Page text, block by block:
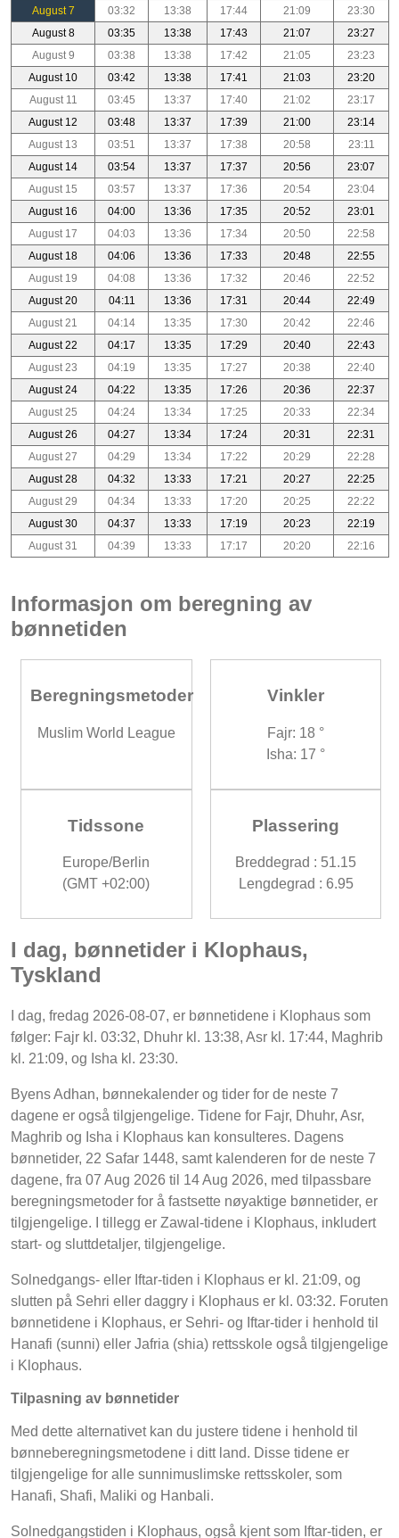
August 7
03:32 13:38 17:44 21:09
23:30
August 8
03:35 13:38 17:43 21:07
23:27
August 9
03:38 13:38 17:42 21:05
23:23
August 10
03:42 13:38 17:41 21:03
23:20
August 11
03:45 13:37 17:40 21:02
23:17
August 12
03:48 13:37 17:39 21:00
23:14
August 13
03:51 13:37 17:38 20:58
23:11
August 14
03:54 13:37 17:37 20:56
23:07
August 15
03:57 13:37 17:36 20:54
23:04
August 16
04:00 13:36 17:35 20:52
23:01
August 17
04:03 13:36 17:34 20:50
22:58
August 18
04:06 13:36 17:33 20:48
22:55
August 19
04:08 13:36 17:32 20:46
22:52
August 20
04:11 13:36 17:31 20:44
22:49
August 21
04:14 13:35 17:30 20:42
22:46
August 22
04:17 13:35 17:29 20:40
22:43
August 23
04:19 13:35 17:27 20:38
22:40
August 24
04:22 13:35 17:26 20:36
22:37
August 25
04:24 13:34 17:25 20:33
22:34
August 26
04:27 13:34 17:24 20:31
22:31
August 27
04:29 13:34 17:22 20:29
22:28
August 28
04:32 13:33 17:21 20:27
22:25
August 29
04:34 13:33 17:20 20:25
22:22
August 30
04:37 13:33 17:19 20:23
22:19
August 31
04:39 13:33 17:17 20:20 22:16
Informasjon om beregning av
bønnetiden
Beregningsmetoder
Muslim World League
Vinkler
Fajr: 18 °
Isha: 17 °
Tidssone
Europe/Berlin
(GMT +02:00)
Plassering
Breddegrad : 51.15
Lengdegrad : 6.95
I dag, bønnetider i Klophaus,
Tyskland
I dag, fredag 2026-08-07, er bønnetidene i Klophaus som
følger: Fajr kl. 03:32, Dhuhr kl. 13:38, Asr kl. 17:44, Maghrib
kl. 21:09, og Isha kl. 23:30.
Byens Adhan, bønnekalender og tider for de neste 7
dagene er også tilgjengelige. Tidene for Fajr, Dhuhr, Asr,
Maghrib og Isha i Klophaus kan konsulteres. Dagens
bønnetider, 22 Safar 1448, samt kalenderen for de neste 7
dagene, fra 07 Aug 2026 til 14 Aug 2026, med tilpassbare
beregningsmetoder for å fastsette nøyaktige bønnetider, er
tilgjengelige. I tillegg er Zawal-tidene i Klophaus, inkludert
start- og sluttdetaljer, tilgjengelige.
Solnedgangs- eller Iftar-tiden i Klophaus er kl. 21:09, og
slutten på Sehri eller daggry i Klophaus er kl. 03:32. Foruten
bønnetidene i Klophaus, er Sehri- og Iftar-tider i henhold til
Hanafi (sunni) eller Jafria (shia) rettsskole også tilgjengelige
i Klophaus.
Tilpasning av bønnetider
Med dette alternativet kan du justere tidene i henhold til
bønneberegningsmetodene i ditt land. Disse tidene er
tilgjengelige for alle sunnimuslimske rettsskoler, som
Hanafi, Shafi, Maliki og Hanbali.
Solnedgangstiden i Klophaus, også kjent som Iftar-tiden, er